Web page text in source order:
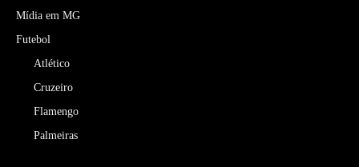
Mídia em MG
Futebol
Atlético
Cruzeiro
Flamengo
Palmeiras